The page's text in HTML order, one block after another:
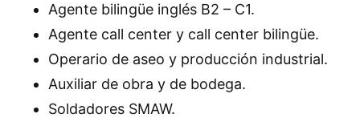
Agente bilingüe inglés B2 – C1.
Agente call center y call center bilingüe.
Operario de aseo y producción industrial.
Auxiliar de obra y de bodega.
Soldadores SMAW.